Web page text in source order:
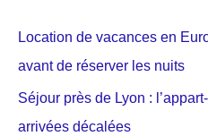
Location de vacances en
avant de réserver les nuits
Séjour près de Lyon :
arrivées décalées